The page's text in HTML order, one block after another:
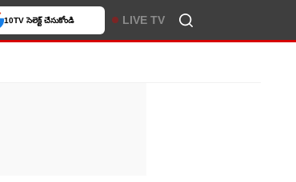
10TV సెలెక్ట్ చేసుకోండి LIVE TV